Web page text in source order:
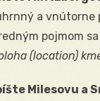
a vnútorne
pojmom
(location)
Milesovu a